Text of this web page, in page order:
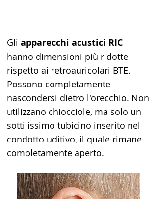
Gli apparecchi acustici RIC
hanno dimensioni più ridotte
rispetto ai retroauricolari BTE.
Possono completamente
nascondersi dietro l'orecchio. Non
utilizzano chiocciole, ma solo un
sottilissimo tubicino inserito nel
condotto uditivo, il quale rimane
completamente aperto.